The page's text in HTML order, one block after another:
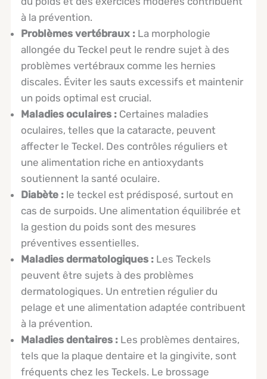
à la prévention.
Problèmes vertébraux : La morphologie
allongée du Teckel peut le rendre sujet à des
problèmes vertébraux comme les hernies
discales. Éviter les sauts excessifs et maintenir
un poids optimal est crucial.
Maladies oculaires : Certaines maladies
oculaires, telles que la cataracte, peuvent
affecter le Teckel. Des contrôles réguliers et
une alimentation riche en antioxydants
soutiennent la santé oculaire.
Diabète : le teckel est prédisposé, surtout en
cas de surpoids. Une alimentation équilibrée et
la gestion du poids sont des mesures
préventives essentielles.
Maladies dermatologiques : Les Teckels
peuvent être sujets à des problèmes
dermatologiques. Un entretien régulier du
pelage et une alimentation adaptée contribuent
à la prévention.
Maladies dentaires : Les problèmes dentaires,
tels que la plaque dentaire et la gingivite, sont
fréquents chez les Teckels. Le brossage